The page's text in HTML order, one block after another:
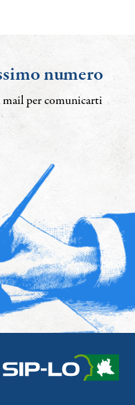
numero
mail per comunicarti